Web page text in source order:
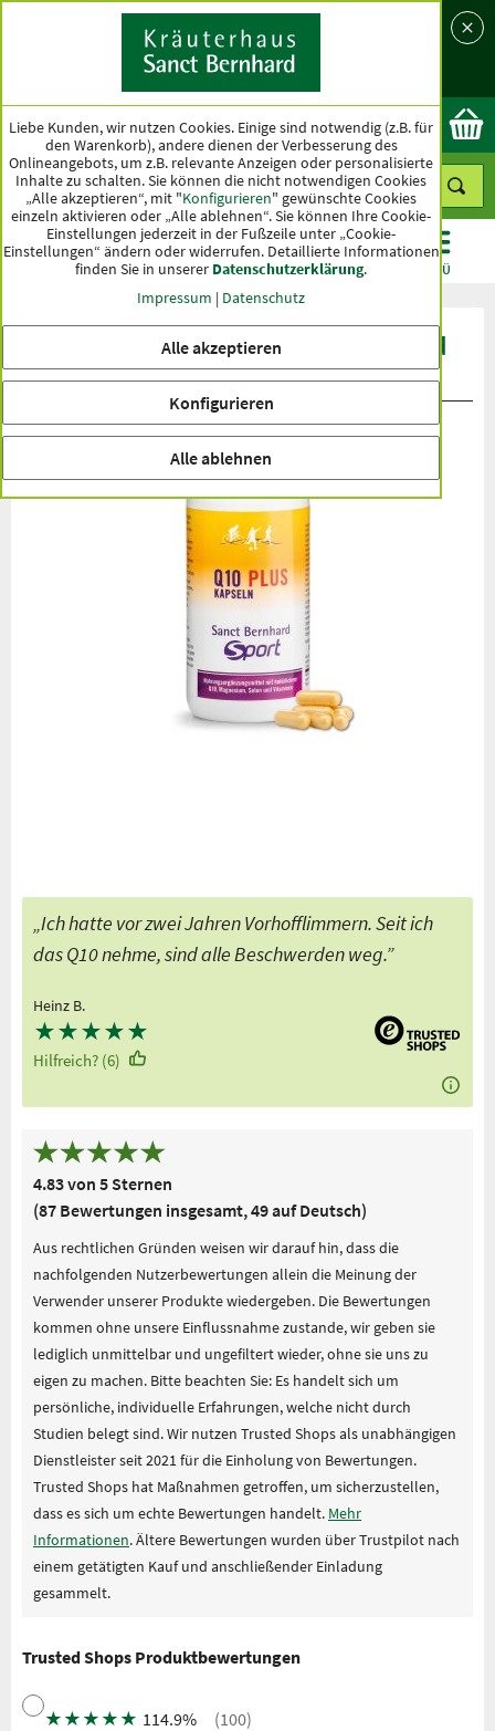
Land
Ok
KATEGORIEN ANGEBOTE TOPSELLER MENÜ
Produktbewertungen Sanct Bernhard
Sport Q10-Plus-Kapseln
„Ich hatte vor zwei Jahren Vorhofflimmern. Seit ich
das Q10 nehme, sind alle Beschwerden weg.”
Heinz B.
★★★★★
Hilfreich? (6)
4.83 von 5 Sternen
(87 Bewertungen insgesamt, 49 auf Deutsch)
Aus rechtlichen Gründen weisen wir darauf hin, dass die
nachfolgenden Nutzerbewertungen allein die Meinung der
Verwender unserer Produkte wiedergeben. Die Bewertungen
kommen ohne unsere Einflussnahme zustande, wir geben sie
lediglich unmittelbar und ungefiltert wieder, ohne sie uns zu
eigen zu machen. Bitte beachten Sie: Es handelt sich um
persönliche, individuelle Erfahrungen, welche nicht durch
Studien belegt sind. Wir nutzen Trusted Shops als unabhängigen
Dienstleister seit 2021 für die Einholung von Bewertungen.
Trusted Shops hat Maßnahmen getroffen, um sicherzustellen,
dass es sich um echte Bewertungen handelt. Mehr
Informationen. Ältere Bewertungen wurden über Trustpilot nach
einem getätigten Kauf und anschließender Einladung
gesammelt.
Trusted Shops Produktbewertungen
★ ★ ★ ★ ★ 114.9% (100)
Liebe Kunden, wir nutzen Cookies. Einige sind notwendig (z.B. für
den Warenkorb), andere dienen der Verbesserung des
Onlineangebots, um z.B. relevante Anzeigen oder personalisierte
Inhalte zu schalten. Sie können die nicht notwendigen Cookies
„Alle akzeptieren“, mit "Konfigurieren" gewünschte Cookies
einzeln aktivieren oder „Alle ablehnen“. Sie können Ihre Cookie-
Einstellungen jederzeit in der Fußzeile unter „Cookie-
Einstellungen“ ändern oder widerrufen. Detaillierte Informationen
finden Sie in unserer Datenschutzerklärung.
Impressum | Datenschutz
Alle akzeptieren
Konfigurieren
Alle ablehnen